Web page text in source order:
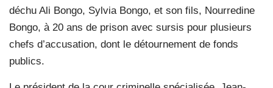
déchu Ali Bongo, Sylvia Bongo, et son fils, Nourredine
Bongo, à 20 ans de prison avec sursis pour plusieurs
chefs d’accusation, dont le détournement de fonds
publics.